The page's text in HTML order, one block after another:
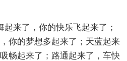
来了，你的快乐飞起来了；
你的梦想多起来了；天蓝起来
畅起来了；路通起来了，车快